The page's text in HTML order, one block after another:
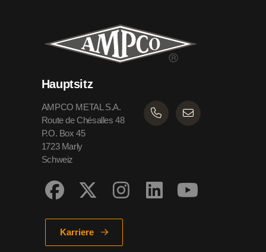
Hauptsitz
AMPCO METAL S.A.
Route de Chésalles 48
P.O. Box 45
1723 Marly
Schweiz
Karriere